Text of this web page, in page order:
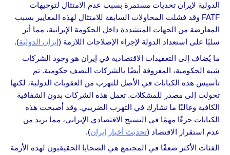
الدولية لإيران تحديات مستمرة بسبب عدم الامتثال لتوجيهات
FATF وقد فشلت المحاولات السابقة للامتثال لهذه المعايير بسبب
المعارضة من الجهات المتشددة داخل الحكومة الإيرانية، مما أثر
سلبًا على استعداد الدولة لإجراء الإصلاحات اللازمة (إيران الدولية).
ما يُضاف إلى التعقيدات الاقتصادية في إيران هو وجود الشركات
شبه الحكومية، المعروفة أيضًا بالشركات النصف حكومية. تم
تأسيس هذه الكيانات في الأصل للتهرب من العقوبات الدولية، لكنها
تحولت إلى مصدر للمشكلات. تعمل هذه الشركات بدون الشفافية
الكافية وغالبًا ما تشارك في التهرب الضريبي. وقد أصبحت هذه
الكيانات جزءًا مهمًا في النسيج الاقتصادي الإيراني، مما يزيد من
عدم استقرار الاقتصاد (تحديث أخبار إيران).
الفئات الأكثر ضعفًا في المجتمع هي الضحايا الحقيقيون لهذه الأزمة